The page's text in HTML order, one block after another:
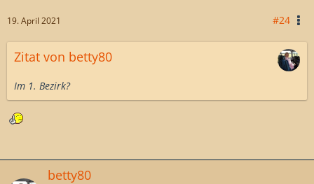
19. April 2021 #24
Zitat von betty80
Im 1. Bezirk?
betty80